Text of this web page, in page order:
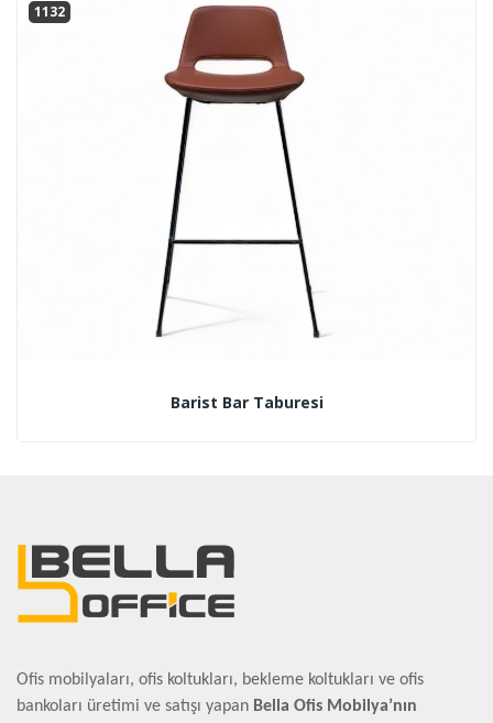
1132
Barist Bar Taburesi
Ofis mobilyaları, ofis koltukları, bekleme koltukları ve ofis
bankoları üretimi ve satışı yapan Bella Ofis Mobilya’nın